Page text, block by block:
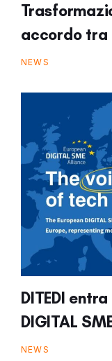
accordo tra
NEWS
DITEDI
DIGITAL
NEWS